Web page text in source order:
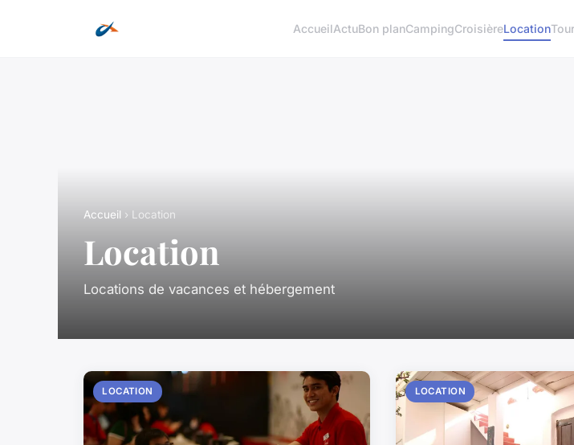
AccueilActuBon planCampingCroisièreLocation
Accueil › Location
Location
Locations de vacances et hébergement
LOCATION LOCATION